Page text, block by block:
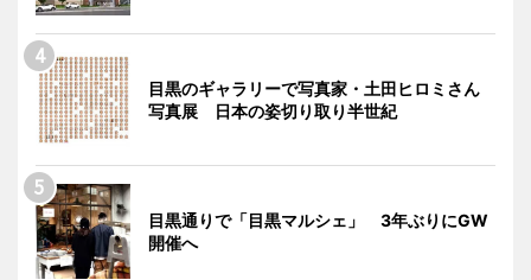
目黒のギャラリーで写真家・土田ヒロミさん
写真展 日本の姿切り取り半世紀
目黒通りで「目黒マルシェ」 3年ぶりにGW
開催へ